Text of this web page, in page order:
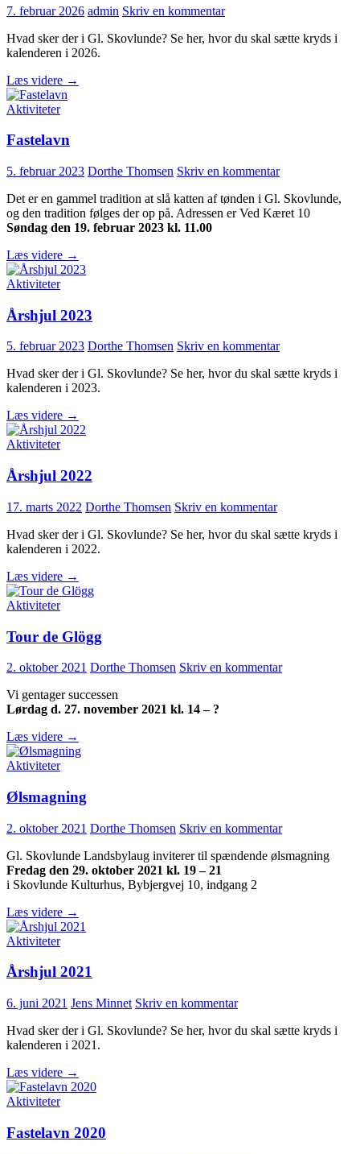
7. februar 2026 admin Skriv en kommentar
Hvad sker der i Gl. Skovlunde? Se her, hvor du skal sætte kryds i
kalenderen i 2026.
Læs videre Årshjul
2026
→
Aktiviteter
Fastelavn
5. februar 2023 Dorthe Thomsen Skriv en kommentar
Det er en gammel tradition at slå katten af tønden i Gl. Skovlunde,
og den tradition følges der op på. Adressen er Ved Kæret 10
Søndag den 19. februar 2023 kl. 11.00
Læs videre Fastelavn
→
Aktiviteter
Årshjul 2023
5. februar 2023 Dorthe Thomsen Skriv en kommentar
Hvad sker der i Gl. Skovlunde? Se her, hvor du skal sætte kryds i
kalenderen i 2023.
Læs videre Årshjul
2023
→
Aktiviteter
Årshjul 2022
17. marts 2022 Dorthe Thomsen Skriv en kommentar
Hvad sker der i Gl. Skovlunde? Se her, hvor du skal sætte kryds i
kalenderen i 2022.
Læs videre Årshjul
2022
→
Aktiviteter
Tour de Glögg
2. oktober 2021 Dorthe Thomsen Skriv en kommentar
Vi gentager successen
Lørdag d. 27. november 2021 kl. 14 – ?
Læs videre Tour
de
→
Aktiviteter
Ølsmagning
2. oktober 2021 Dorthe Thomsen Skriv en kommentar
Gl. Skovlunde Landsbylaug inviterer til spændende ølsmagning
Fredag den 29. oktober 2021 kl. 19 – 21
i Skovlunde Kulturhus, Bybjergvej 10, indgang 2
Læs videre Ølsmagning
→
Aktiviteter
Årshjul 2021
6. juni 2021 Jens Minnet Skriv en kommentar
Hvad sker der i Gl. Skovlunde? Se her, hvor du skal sætte kryds i
kalenderen i 2021.
Læs videre Årshjul
2021
→
Aktiviteter
Fastelavn 2020